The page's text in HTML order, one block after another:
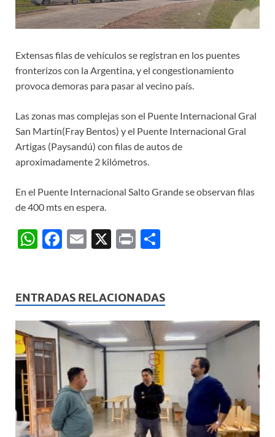
Extensas filas de vehículos se registran en los puentes
fronterizos con la Argentina, y el congestionamiento
provoca demoras para pasar al vecino país.
Las zonas mas complejas son el Puente Internacional Gral
San Martín(Fray Bentos) y el Puente Internacional Gral
Artigas (Paysandú) con filas de autos de
aproximadamente 2 kilómetros.
En el Puente Internacional Salto Grande se observan filas
de 400 mts en espera.
W
s
A
p
p
F
b
o
o
E
X
P
p
ar
ti
r
ENTRADAS RELACIONADAS